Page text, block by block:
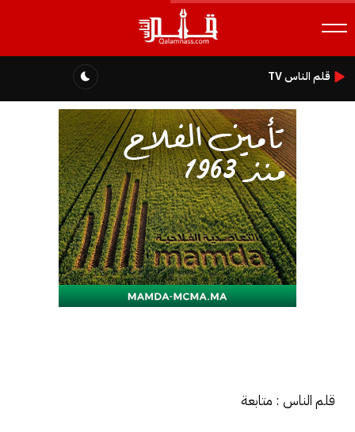
قلم الناس TV
قلم الناس : متابعة